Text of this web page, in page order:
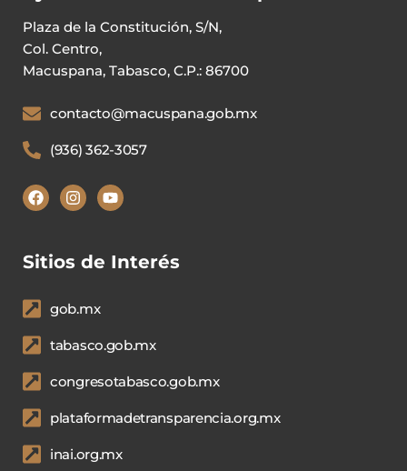
Plaza de la Constitución, S/N,
Col. Centro,
Macuspana, Tabasco, C.P.: 86700
contacto@macuspana.gob.mx
(936) 362-3057
Sitios de Interés
gob.mx
tabasco.gob.mx
congresotabasco.gob.mx
plataformadetransparencia.org.mx
inai.org.mx